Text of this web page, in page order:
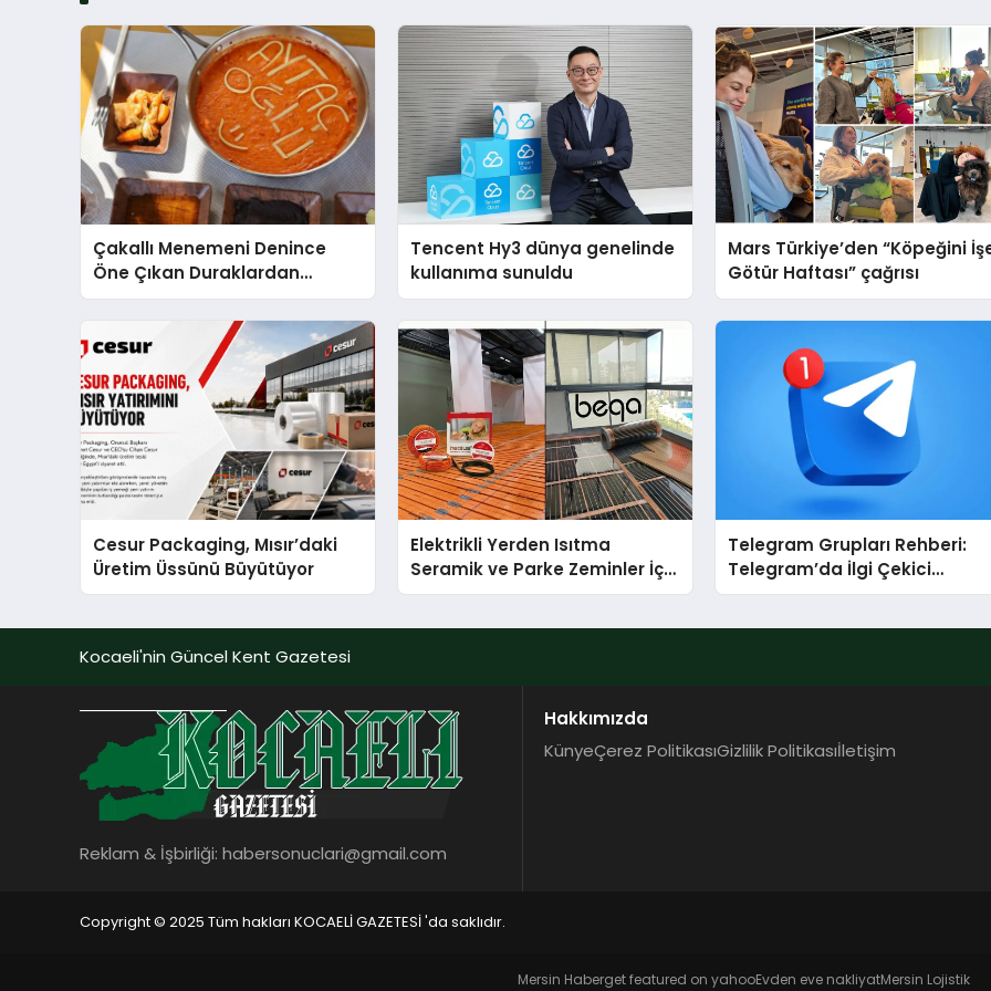
Çakallı Menemeni Denince
Öne Çıkan Duraklardan
Aytaçoğlu Menemen
Tencent Hy3 dünya genelinde
kullanıma sunuldu
Mars Türkiye’den “Köpeğini
Götür Haftası” çağrısı
Cesur Packaging, Mısır’daki
Üretim Üssünü Büyütüyor
Elektrikli Yerden Isıtma
Seramik ve Parke Zeminler İçin
En Verimli Çözümler
Telegram Grupları Rehberi:
Telegram’da İlgi Çekici
Topluluklar Nasıl Bulunur?
Kocaeli'nin Güncel Kent Gazetesi
Reklam & İşbirliği: habersonuclari@gmail.com
Hakkımızda
KünyeÇerez PolitikasıGizlilik Politikasıİletişim
Copyright © 2025 Tüm hakları KOCAELİ GAZETESİ 'da saklıdır.
Mersin Haberget featured on yahooEvden eve nakliyatMersin Lojistik